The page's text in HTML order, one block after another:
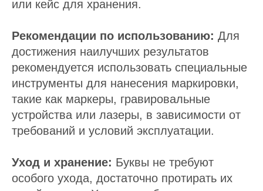
или кейс для хранения.
Рекомендации по использованию: Для
достижения наилучших результатов
рекомендуется использовать специальные
инструменты для нанесения маркировки,
такие как маркеры, гравировальные
устройства или лазеры, в зависимости от
требований и условий эксплуатации.
Уход и хранение: Буквы не требуют
особого ухода, достаточно протирать их